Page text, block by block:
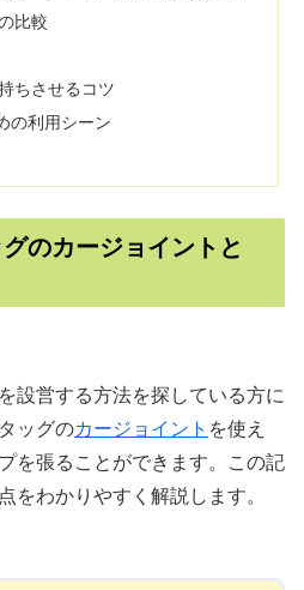
比較
ちさせるコツ
の利用シーン
のカージョイントと
設営する方法を探している方に
ッグのカージョイント を使え
を張ることができます。この記
をわかりやすく解説します。